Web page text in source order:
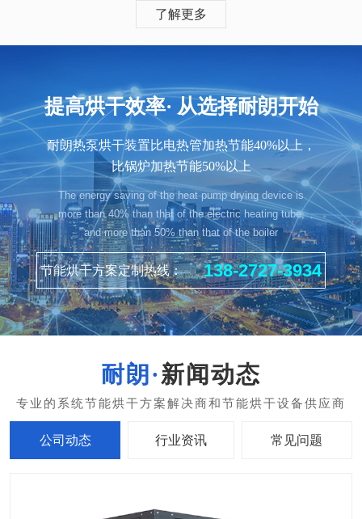
了解更多
提高烘干效率· 从选择耐朗开始
耐朗热泵烘干装置比电热管加热节能40%以上，
比锅炉加热节能50%以上
The energy saving of the heat pump drying device is
more than 40% than that of the electric heating tube,
and more than 50% than that of the boiler
节能烘干方案定制热线： 138-2727-3934
新闻动态
公司动态 行业资讯 常见问题